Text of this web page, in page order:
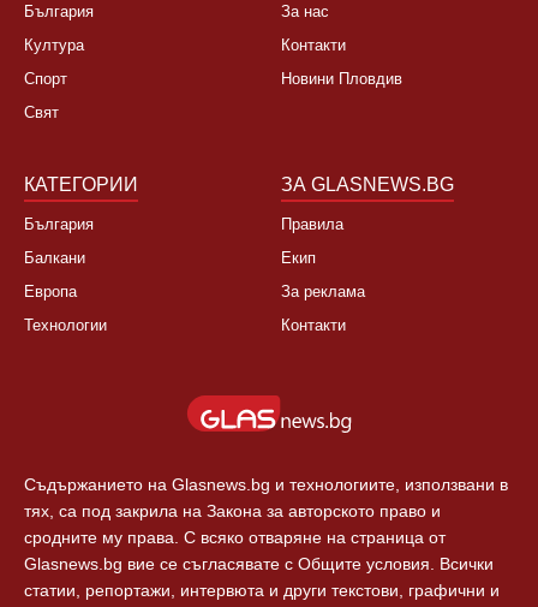
България
Култура
Спорт
Свят
За нас
Контакти
Новини Пловдив
КАТЕГОРИИ
България
Балкани
Европа
Технологии
ЗА GLASNEWS.BG
Правила
Екип
За реклама
Контакти
Съдържанието на Glasnews.bg и технологиите, използвани в
тях, са под закрила на Закона за авторското право и
сродните му права. С всяко отваряне на страница от
Glasnews.bg вие се съгласявате с Общите условия. Всички
статии, репортажи, интервюта и други текстови, графични и